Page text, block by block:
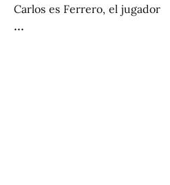
Carlos es Ferrero, el jugador